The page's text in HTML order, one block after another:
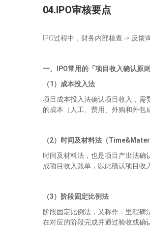
04.IPO审核要点
IPO过程中，财务内部核查 -> 反
一、IPO常用的「项目收入确认原则
（1）成本投入法
项目成本投入法确认项目收入，需
的成本（人工、费用、外购和外包
（2） 时间及材料法（
时间及材料法，也是项目产出法
成项目收入账单，以此确认项目收
（3）
阶段固定比例法
阶段固定比例法，又称作：里程碑
在对应的阶段完成并通过验收或确